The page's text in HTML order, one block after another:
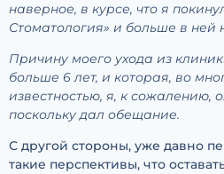
наверное, в курсе, что я
Стоматология» и больше в ней
Причину моего ухода из
больше 6 лет, и которая, во
известностью, я, к сожалению,
поскольку дал обещание.
С другой стороны, уже давно
такие перспективы, что